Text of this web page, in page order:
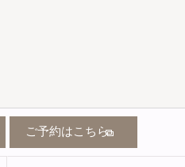
ご予約はこちら